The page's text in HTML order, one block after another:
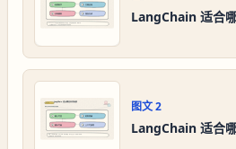
LangChain 适合
图文2
LangChain 适合